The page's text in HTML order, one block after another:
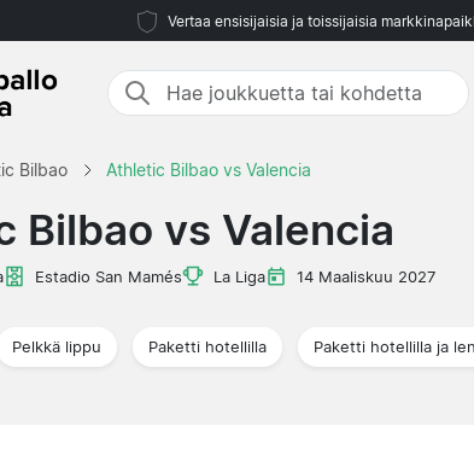
Vertaa ensisijaisia ja toissijaisia
Bilbao Athletic Bilbao vs Valencia
Bilbao vs Valencia
Estadio San Mamés La Liga 14 Maaliskuu 2027
Pelkkä lippu Paketti hotellilla Paketti hotellilla ja